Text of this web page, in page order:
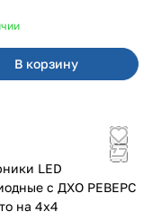
В корзину
LED
с ДХО РЕВЕРС
Тюн-Авто на 4x4